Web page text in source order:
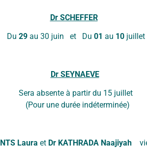
Dr SCHEFFER
Du 29au 30 juin et Du 01 au 10juillet
Dr SEYNAEVE
à partir du
(Pour une durée indéterminée)
Laura etDr KATHRADA Naajiyah